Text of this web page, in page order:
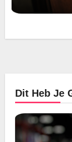
Dit Heb Je